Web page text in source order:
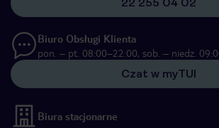
Biuro Obsługi Klienta
pon. – pt. 08:00–22:00, sob. – niedz.
Czat w myTUI
Biura stacjonarne